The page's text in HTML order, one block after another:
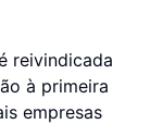
reivindicada
à primeira
empresas